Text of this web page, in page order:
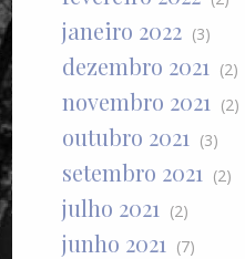
janeiro 2022 (3)
dezembro 2021 (2)
novembro 2021 (2)
outubro 2021 (3)
setembro 2021 (2)
julho 2021 (2)
junho 2021 (7)